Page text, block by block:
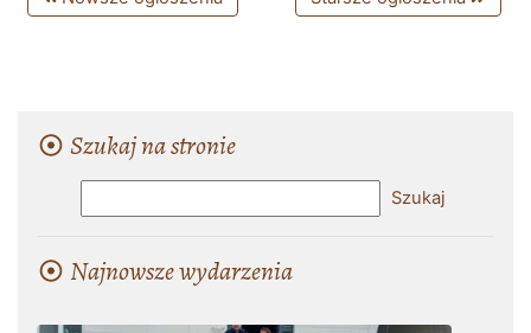
Szukaj na stronie
Najnowsze wydarzenia